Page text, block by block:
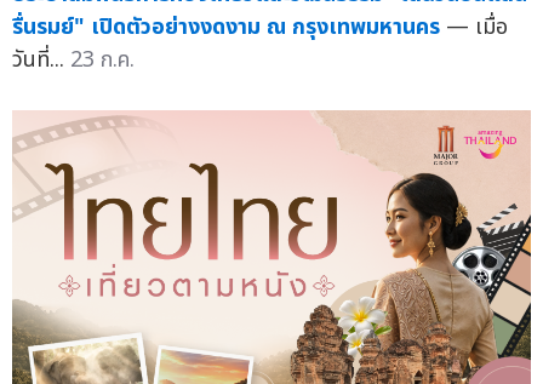
รื่นรมย์" เปิดตัวอย่างงดงาม ณ กรุงเทพมหานคร — เมื่อ
วันที่... 23 ก.ค.